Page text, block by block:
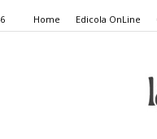
Home Edicola OnLine